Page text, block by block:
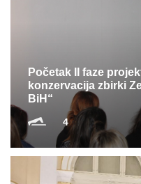
Početak II faze
konzervacija zbirki
BiH“
4